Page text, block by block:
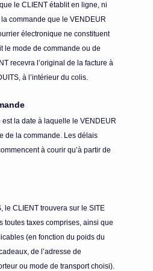
le CLIENT établit en ligne, ni
la commande que le VENDEUR
électronique ne constituent
le mode de commande ou de
recevra l’original de la facture à
à l’intérieur du colis.
la date à laquelle le VENDEUR
de la commande. Les délais
à courir qu’à partir de
le CLIENT trouvera sur le SITE
toutes taxes comprises, ainsi que
(en fonction du poids du
de l’adresse de
ou mode de transport choisi).